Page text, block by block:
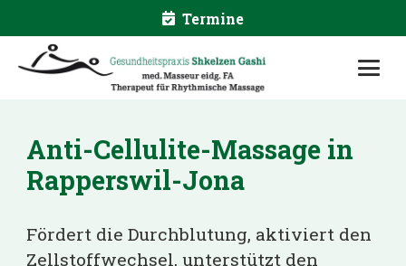
Termine
Anti-Cellulite-Massage in
Rapperswil-Jona
Fördert die Durchblutung, aktiviert den
Zellstoffwechsel, unterstützt den